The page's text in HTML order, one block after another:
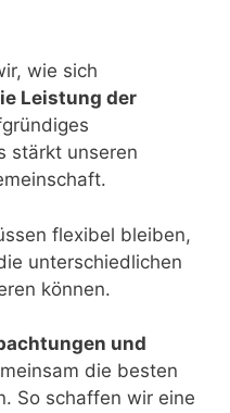
wie sich
Leistung der
stärkt unseren
flexibel bleiben,
unterschiedlichen
können.
und
die besten
So schaffen wir eine